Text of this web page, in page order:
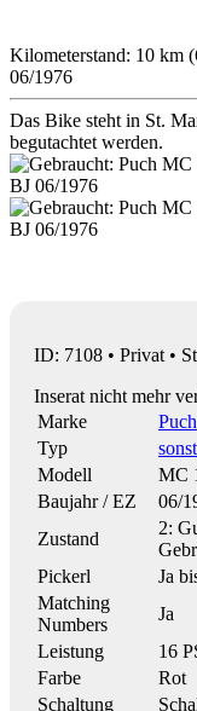
Kilometerstand: 10 km
06/1976
Das Bike steht in St.
begutachtet werden.
ID: 7108 • Privat •
Inserat nicht mehr
Marke
Puch
Typ
Modell
MC
Baujahr / EZ
06/
Zustand
2:
Pickerl
Ja
Matching
Numbers
Ja
Leistung
16
Farbe
Rot
Schaltung